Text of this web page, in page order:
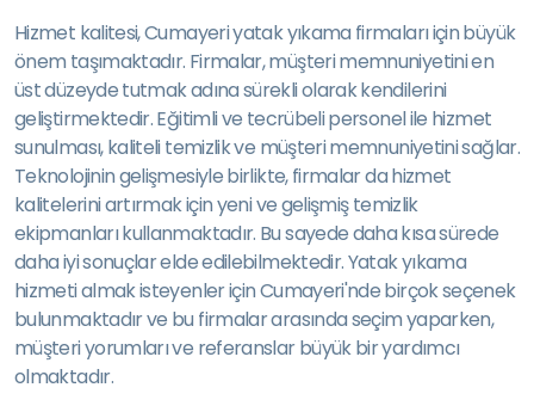
Hizmet kalitesi, Cumayeri yatak yıkama firmaları için büyük
önem taşımaktadır. Firmalar, müşteri memnuniyetini en
üst düzeyde tutmak adına sürekli olarak kendilerini
geliştirmektedir. Eğitimli ve tecrübeli personel ile hizmet
sunulması, kaliteli temizlik ve müşteri memnuniyetini sağlar.
Teknolojinin gelişmesiyle birlikte, firmalar da hizmet
kalitelerini artırmak için yeni ve gelişmiş temizlik
ekipmanları kullanmaktadır. Bu sayede daha kısa sürede
daha iyi sonuçlar elde edilebilmektedir. Yatak yıkama
hizmeti almak isteyenler için Cumayeri'nde birçok seçenek
bulunmaktadır ve bu firmalar arasında seçim yaparken,
müşteri yorumları ve referanslar büyük bir yardımcı
olmaktadır.